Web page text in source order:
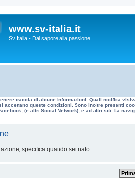
www.sv-italia.it
Sv Italia - Dai sapore alla passione
traccia di alcune informazioni. Quali notifica
accettano queste condizioni. Sono inoltre presenti
(e altri Social Network), e ad altri siti. La
specifica quando sei nato: